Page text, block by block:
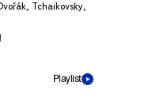
Tchaikovsky,
Playlist